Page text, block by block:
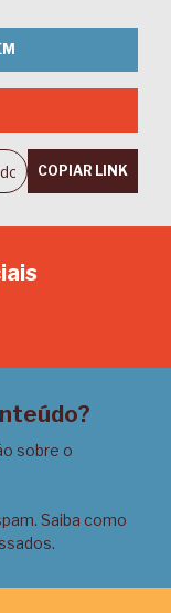
COPIAR LINK
sobre o
Saiba como
.